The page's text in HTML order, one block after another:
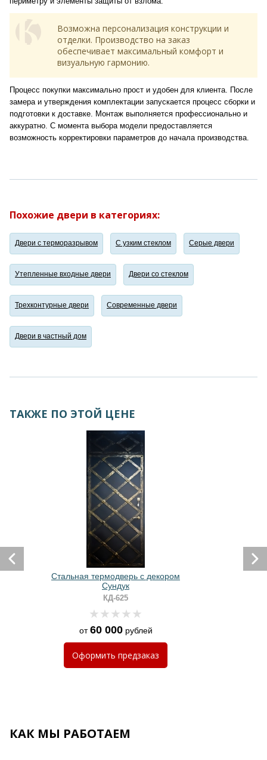
Возможна персонализация конструкции и
отделки. Производство на заказ
обеспечивает максимальный комфорт и
визуальную гармонию.
Процесс покупки максимально прост и удобен для клиента. После
замера и утверждения комплектации запускается процесс сборки и
подготовки к доставке. Монтаж выполняется профессионально и
аккуратно. С момента выбора модели предоставляется
возможность корректировки параметров до начала производства.
Похожие двери в категориях:
Двери с терморазрывом С узким стеклом Серые двери
Утепленные входные двери Двери со стеклом
Трехконтурные двери Современные двери
Двери в частный дом
ТАКЖЕ ПО ЭТОЙ ЦЕНЕ
Стальная термодверь с декором
Сундук
КД-625
от60 000рублей
Оформить предзаказ
КАК МЫ РАБОТАЕМ